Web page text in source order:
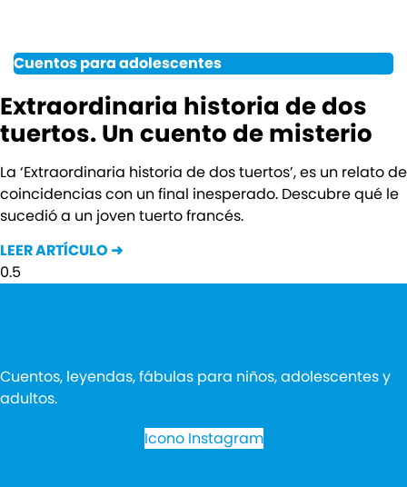
Cuentos para adolescentes
Extraordinaria historia de dos
tuertos. Un cuento de misterio
La ‘Extraordinaria historia de dos tuertos’, es un relato de
coincidencias con un final inesperado. Descubre qué le
sucedió a un joven tuerto francés.
LEER ARTÍCULO ➜
Cuentos, leyendas, fábulas para niños, adolescentes y
adultos.
Icono Instagram